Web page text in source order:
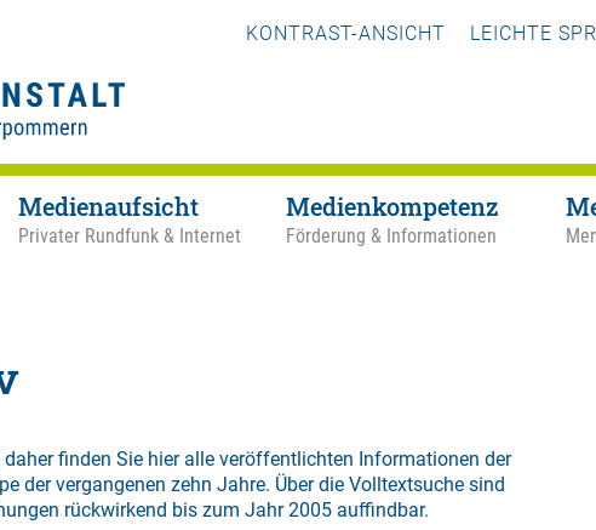
KONTRAST-ANSICHT LEICHTE
Medienaufsicht
Privater Rundfunk & Internet
Medienkompetenz
Förderung & Informationen
finden Sie hier alle veröffentlichten Informationen der
der vergangenen zehn Jahre. Über die Volltextsuche sind
rückwirkend bis zum Jahr 2005 auffindbar.